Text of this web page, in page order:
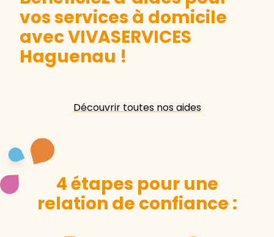
vos services à domicile
avec VIVASERVICES
Haguenau !
Découvrir toutes nos aides
4 étapes pour une
relation de confiance :